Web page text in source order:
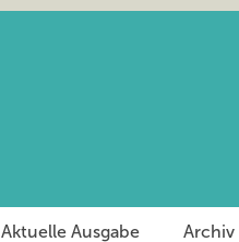
Aktuelle Ausgabe Archiv